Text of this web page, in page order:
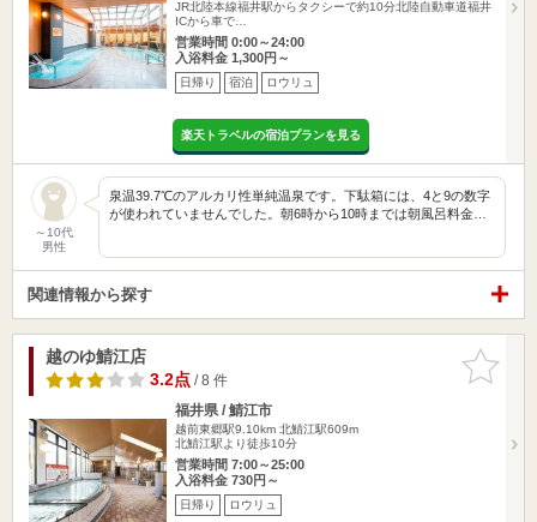
JR北陸本線福井駅からタクシーで約10分北陸自動車道福井
ICから車で…
営業時間 0:00～24:00
入浴料金 1,300円～
日帰り 宿泊 ロウリュ
楽天トラベルの宿泊プランを見る
～10代
男性
泉温39.7℃のアルカリ性単純温泉です。下駄箱には、4と9の数字
が使われていませんでした。朝6時から10時までは朝風呂料金…
関連情報から探す
お気に入
りに追加
越のゆ鯖江店
3.2点/ 8 件
福井県 / 鯖江市
越前東郷駅9.10km 北鯖江駅609m
北鯖江駅より徒歩10分
営業時間 7:00～25:00
入浴料金 730円～
日帰り ロウリュ